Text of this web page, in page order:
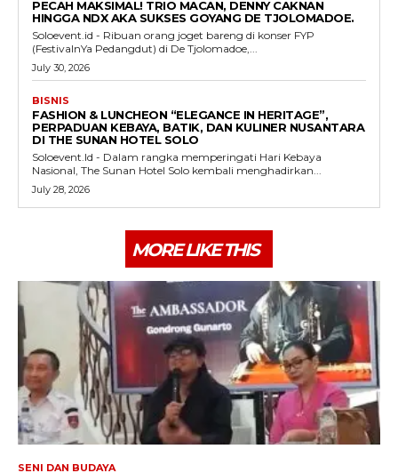
PECAH MAKSIMAL! TRIO MACAN, DENNY CAKNAN
HINGGA NDX AKA SUKSES GOYANG DE TJOLOMADOE.
Soloevent.id - Ribuan orang joget bareng di konser FYP
(FestivalnYa Pedangdut) di De Tjolomadoe,...
July 30, 2026
BISNIS
FASHION & LUNCHEON “ELEGANCE IN HERITAGE”,
PERPADUAN KEBAYA, BATIK, DAN KULINER NUSANTARA
DI THE SUNAN HOTEL SOLO
Soloevent.Id - Dalam rangka memperingati Hari Kebaya
Nasional, The Sunan Hotel Solo kembali menghadirkan...
July 28, 2026
MORE LIKE THIS
SENI DAN BUDAYA